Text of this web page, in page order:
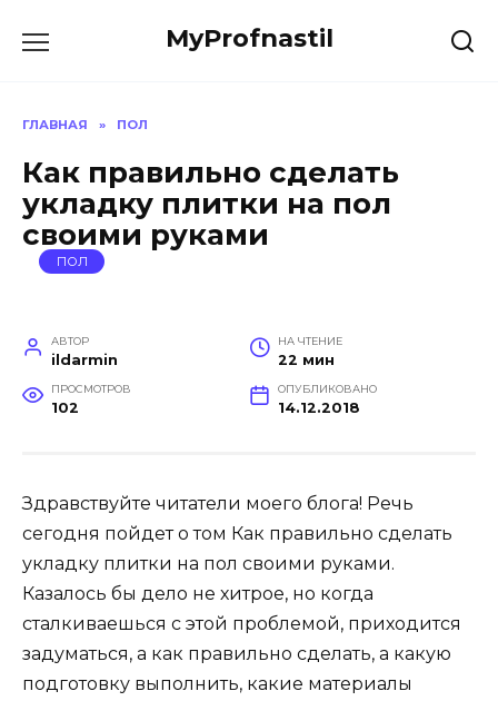
MyProfnastil
ГЛАВНАЯ » ПОЛ
Как правильно сделать
укладку плитки на пол
своими руками
ПОЛ
АВТОР
ildarmin
НА ЧТЕНИЕ
22 мин
ПРОСМОТРОВ
102
ОПУБЛИКОВАНО
14.12.2018
Здравствуйте читатели моего блога! Речь
сегодня пойдет о том Как правильно сделать
укладку плитки на пол своими руками.
Казалось бы дело не хитрое, но когда
сталкиваешься с этой проблемой, приходится
задуматься, а как правильно сделать, а какую
подготовку выполнить, какие материалы